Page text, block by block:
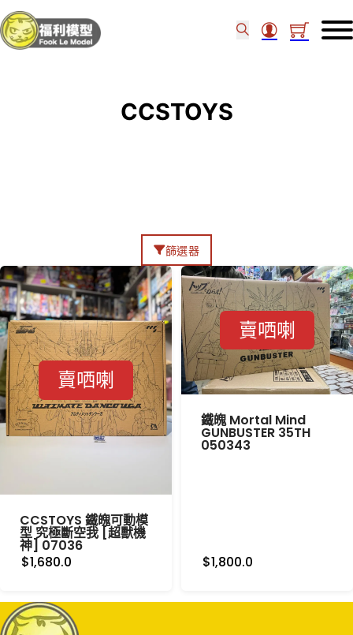
CCSTOYS
篩選器
賣哂喇
CCSTOYS 鐵魄可動模
型 究極斷空我 [超獸機
神] 07036
$1,680.0
賣哂喇
鐵魄 Mortal Mind
GUNBUSTER 35TH
050343
$1,800.0